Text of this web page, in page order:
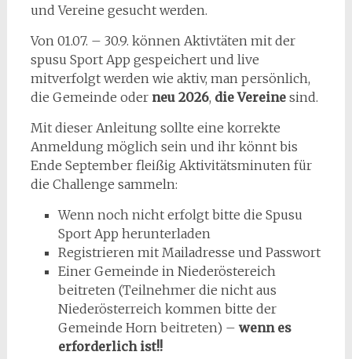
und Vereine gesucht werden.
Von 01.07. – 30.9. können Aktivtäten mit der
spusu Sport App gespeichert und live
mitverfolgt werden wie aktiv, man persönlich,
die Gemeinde oder neu 2026, die Vereinesind.
Mit dieser Anleitung sollte eine korrekte
Anmeldung möglich sein und ihr könnt bis
Ende September fleißig Aktivitätsminuten für
die Challenge sammeln:
Wenn noch nicht erfolgt bitte die Spusu
Sport App herunterladen
Registrieren mit Mailadresse und Passwort
Einer Gemeinde in Niederöstereich
beitreten (Teilnehmer die nicht aus
Niederösterreich kommen bitte der
Gemeinde Horn beitreten) – wenn es
erforderlich ist!!